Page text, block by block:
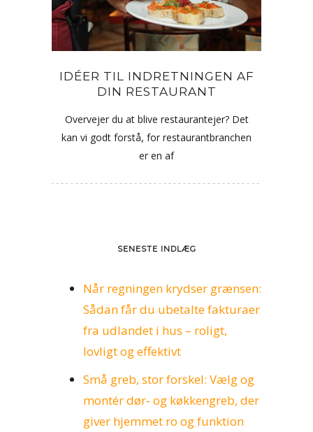
IDÉER TIL INDRETNINGEN AF
DIN RESTAURANT
Overvejer du at blive restaurantejer? Det
kan vi godt forstå, for restaurantbranchen
er en af
SENESTE INDLÆG
Når regningen krydser grænsen:
Sådan får du ubetalte fakturaer
fra udlandet i hus – roligt,
lovligt og effektivt
Små greb, stor forskel: Vælg og
montér dør‑ og køkkengreb, der
giver hjemmet ro og funktion